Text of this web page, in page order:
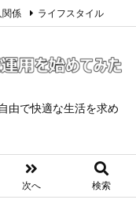
由で快適な生活を求め
次へ 検索
関係 ライフスタイル